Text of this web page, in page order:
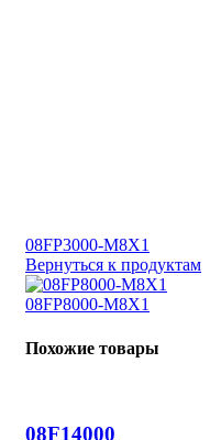
08FP3000-M8X1
Вернуться к продуктам
08FP8000-M8X1
Похожие товары
08F14000